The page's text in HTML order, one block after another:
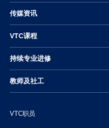
传媒资讯
VTC课程
持续专业进修
教师及社工
VTC职员